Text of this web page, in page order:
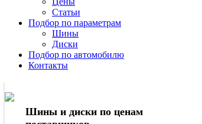
Статьи
Подбор по параметрам
Шины
Диски
Подбор по автомобилю
Контакты
Шины и диски по ценам